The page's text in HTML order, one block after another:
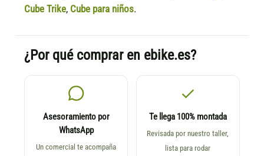
Cube Trike, Cube para niños.
¿Por qué comprar en ebike.es?
Asesoramiento por
WhatsApp
Un comercial te acompaña
Te llega 100% montada
Revisada por nuestro taller,
lista para rodar